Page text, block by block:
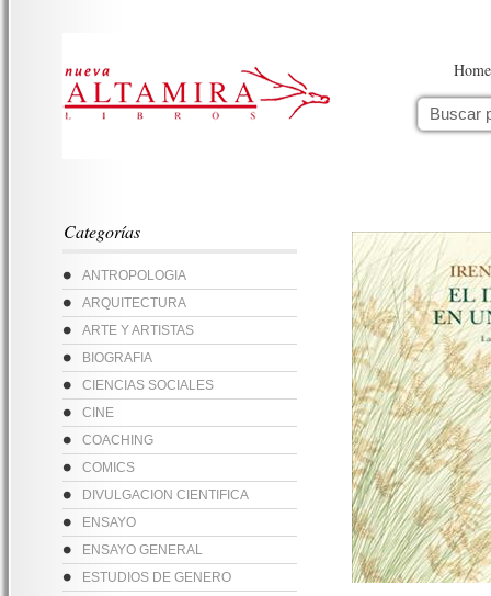
Home
Categorías
ANTROPOLOGIA
ARQUITECTURA
ARTE Y ARTISTAS
BIOGRAFIA
CIENCIAS SOCIALES
CINE
COACHING
COMICS
DIVULGACION CIENTIFICA
ENSAYO
ENSAYO GENERAL
ESTUDIOS DE GENERO